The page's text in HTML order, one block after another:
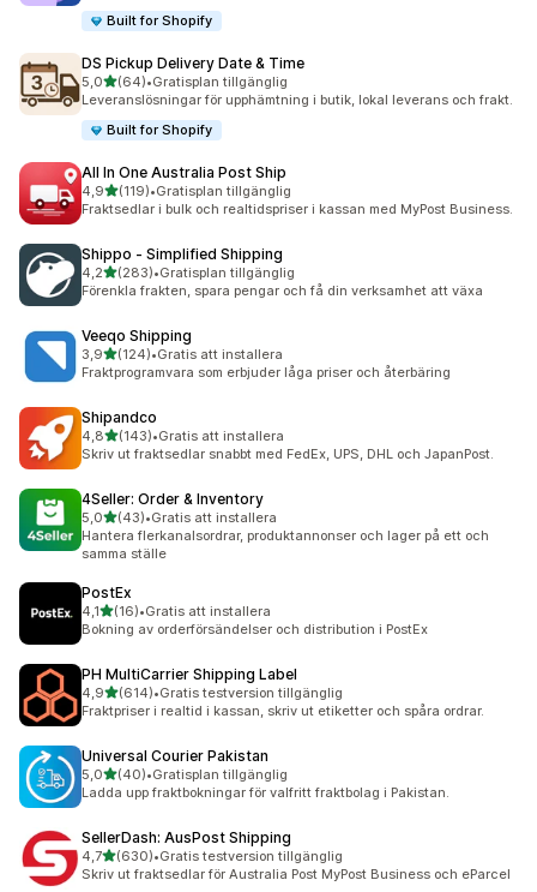
Built for Shopify
DS Pickup Delivery Date & Time
5,0av 5 stjärnor
(64)
64 recensioner totalt
•Gratisplan tillgänglig
Leveranslösningar för upphämtning i butik, lokal leverans och frakt.
Built for Shopify
All In One Australia Post Ship
4,9av 5 stjärnor
(119)
119 recensioner totalt
•Gratisplan tillgänglig
Fraktsedlar i bulk och realtidspriser i kassan med MyPost Business.
Shippo ‑ Simplified Shipping
4,2av 5 stjärnor
(283)
283 recensioner totalt
•Gratisplan tillgänglig
Förenkla frakten, spara pengar och få din verksamhet att växa
Veeqo Shipping
3,9av 5 stjärnor
(124)
124 recensioner totalt
•Gratis att installera
Fraktprogramvara som erbjuder låga priser och återbäring
Shipandco
4,8av 5 stjärnor
(143)
143 recensioner totalt
•Gratis att installera
Skriv ut fraktsedlar snabbt med FedEx, UPS, DHL och JapanPost.
4Seller: Order & Inventory
5,0av 5 stjärnor
(43)
43 recensioner totalt
•Gratis att installera
Hantera flerkanalsordrar, produktannonser och lager på ett och
samma ställe
PostEx
4,1av 5 stjärnor
(16)
16 recensioner totalt
•Gratis att installera
Bokning av orderförsändelser och distribution i PostEx
PH MultiCarrier Shipping Label
4,9av 5 stjärnor
(614)
614 recensioner totalt
•Gratis testversion tillgänglig
Fraktpriser i realtid i kassan, skriv ut etiketter och spåra ordrar.
Universal Courier Pakistan
5,0av 5 stjärnor
(40)
40 recensioner totalt
•Gratisplan tillgänglig
Ladda upp fraktbokningar för valfritt fraktbolag i Pakistan.
SellerDash: AusPost Shipping
4,7av 5 stjärnor
(630)
630 recensioner totalt
•Gratis testversion tillgänglig
Skriv ut fraktsedlar för Australia Post MyPost Business och eParcel